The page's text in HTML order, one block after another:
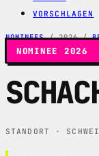
VORSCHLAGEN
NOMINEES / 2026 /
NOMINEE 2026
STANDORT ·